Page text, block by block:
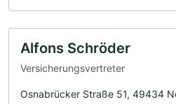
Alfons Schröder
Versicherungsvertreter
Osnabrücker Straße 51, 49434